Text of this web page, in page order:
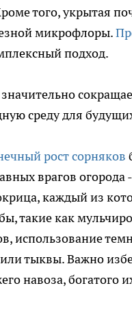
того, укрытая
микрофлоры.
подход.
среду для
рост сорняков
врагов
каждый из
такие как
использование
тыквы. Важно
навоза, богатого